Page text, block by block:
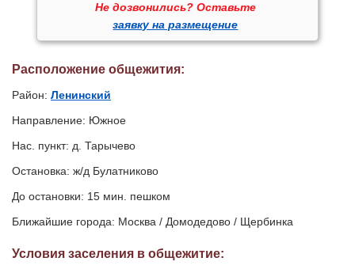
Не дозвонились? Оставьте
заявку на размещение
Расположение общежития:
Район: Ленинский
Направление: Южное
Нас. пункт: д. Тарычево
Остановка: ж/д Булатниково
До остановки: 15 мин. пешком
Ближайшие города: Москва / Домодедово / Щербинка
Условия заселения в общежитие: